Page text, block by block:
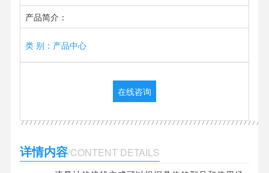
产品简介：
类 别：产品中心
在线咨询
详情内容/CONTENT DETAILS